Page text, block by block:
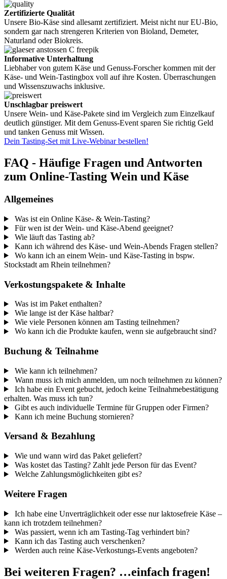
Zertifizierte Qualität
Unsere Bio-Käse sind allesamt zertifiziert. Meist nicht nur EU-Bio,
sondern gar nach strengeren Kriterien von Bioland, Demeter,
Naturland oder Biokreis.
Informative Unterhaltung
Liebhaber von gutem Käse und Genuss-Forscher kommen mit der
Käse- und Wein-Tastingbox voll auf ihre Kosten. Überraschungen
und Wissenszuwachs inklusive.
Unschlagbar preiswert
Unsere Wein- und Käse-Pakete sind im Vergleich zum Einzelkauf
deutlich günstiger. Mit dem Genuss-Event sparen Sie richtig Geld
und tanken Genuss mit Wissen.
Dein Tasting-Set mit Live-Webinar bestellen!
FAQ - Häufige Fragen und Antworten
zum Online-Tasting Wein und Käse
Allgemeines
Was ist ein Online Käse- & Wein-Tasting?
Für wen ist der Wein- und Käse-Abend geeignet?
Wie läuft das Tasting ab?
Kann ich während des Käse- und Wein-Abends Fragen stellen?
Wo kann ich an einem Wein- und Käse-Tasting in bspw.
Stockstadt am Rhein teilnehmen?
Verkostungspakete & Inhalte
Was ist im Paket enthalten?
Wie lange ist der Käse haltbar?
Wie viele Personen können am Tasting teilnehmen?
Wo kann ich die Produkte kaufen, wenn sie aufgebraucht sind?
Buchung & Teilnahme
Wie kann ich teilnehmen?
Wann muss ich mich anmelden, um noch teilnehmen zu können?
Ich habe ein Event gebucht, jedoch keine Teilnahmebestätigung
erhalten. Was muss ich tun?
Gibt es auch individuelle Termine für Gruppen oder Firmen?
Kann ich meine Buchung stornieren?
Versand & Bezahlung
Wie und wann wird das Paket geliefert?
Was kostet das Tasting? Zahlt jede Person für das Event?
Welche Zahlungsmöglichkeiten gibt es?
Weitere Fragen
Ich habe eine Unverträglichkeit oder esse nur laktosefreie Käse –
kann ich trotzdem teilnehmen?
Was passiert, wenn ich am Tasting-Tag verhindert bin?
Kann ich das Tasting auch verschenken?
Werden auch reine Käse-Verkostungs-Events angeboten?
Bei weiteren Fragen? …einfach fragen!